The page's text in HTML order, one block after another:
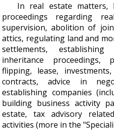
In real estate matters,
proceedings regarding
supervision, abolition of
attics, regulating land and
settlements, establishing
inheritance proceedings,
flipping, lease,
contracts, advice in
establishing companies
building business activity
estate, tax advisory
activities (more in the